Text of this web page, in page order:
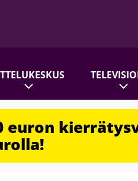
euron